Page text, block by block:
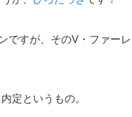
ですが、そのV・ファー
定というもの。